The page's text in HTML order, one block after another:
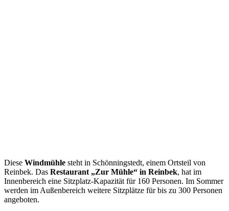
Diese Windmühle steht in Schönningstedt, einem Ortsteil von
Reinbek. Das Restaurant „Zur Mühle“ in Reinbek, hat im
Innenbereich eine Sitzplatz-Kapazität für 160 Personen. Im Sommer
werden im Außenbereich weitere Sitzplätze für bis zu 300 Personen
angeboten.